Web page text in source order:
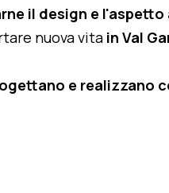
il design e
nuova vita in Val
e realizzano